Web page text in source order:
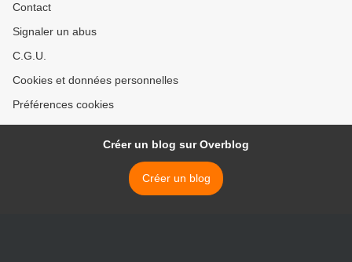
Contact
Signaler un abus
C.G.U.
Cookies et données personnelles
Préférences cookies
Créer un blog sur Overblog
Créer un blog